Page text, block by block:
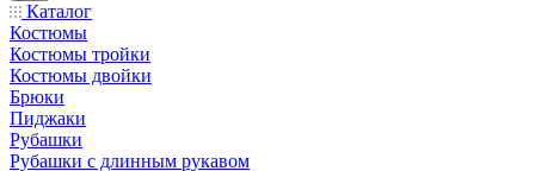
Каталог
Костюмы
Костюмы тройки
Костюмы двойки
Брюки
Пиджаки
Рубашки
Рубашки с длинным рукавом